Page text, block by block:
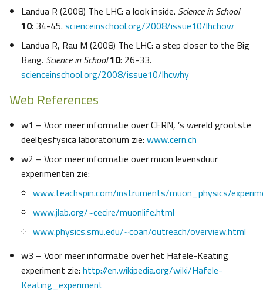
Landua R (2008) The LHC: a look inside. Science in School
10: 34-45. scienceinschool.org/2008/issue10/lhchow
Landua R, Rau M (2008) The LHC: a step closer to the Big
Bang. Science in School10: 26-33.
scienceinschool.org/2008/issue10/lhcwhy
Web References
w1 – Voor meer informatie over CERN, ’s wereld grootste
deeltjesfysica laboratorium zie: www.cern.ch
w2 – Voor meer informatie over muon levensduur
experimenten zie:
www.teachspin.com/instruments/muon_physics/
www.jlab.org/~cecire/muonlife.html
www.physics.smu.edu/~coan/outreach/overview.html
w3 – Voor meer informatie over het Hafele-Keating
experiment zie: http://en.wikipedia.org/wiki/Hafele-
Keating_experiment